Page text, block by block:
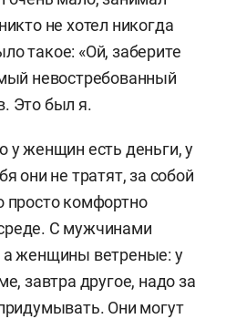
не хотел никогда
такое: «Ой, заберите
невостребованный
Это был я.
у женщин есть деньги, у
они не тратят, за собой
просто комфортно
С мужчинами
а женщины ветреные: у
завтра другое, надо за
Они могут